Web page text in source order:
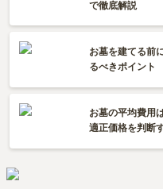
で徹底解説
お墓を建てる前
るべきポイント
お墓の平均費用
適正価格を判断